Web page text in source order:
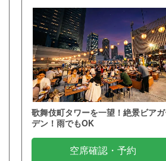
歌舞伎町タワーを一望！絶景ビア
デン！雨でもOK
空席確認・予約